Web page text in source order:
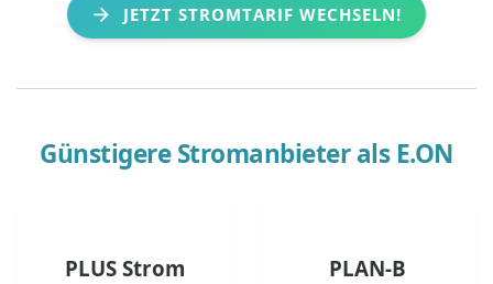
JETZT STROMTARIF WECHSELN!
Günstigere Stromanbieter als E.ON
PLUS Strom PLAN-B